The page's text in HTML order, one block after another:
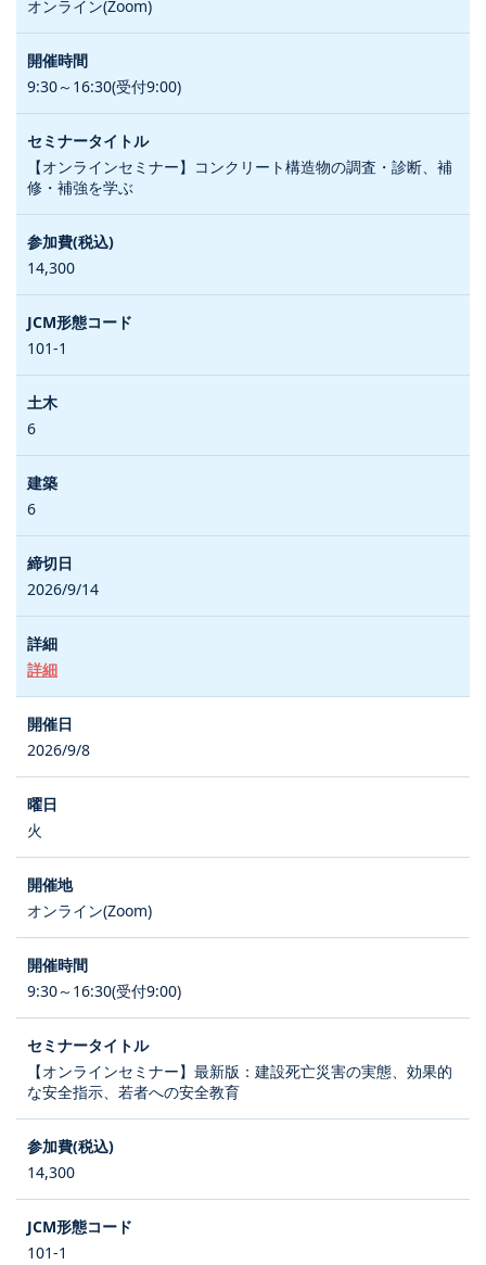
オンライン(Zoom)
9:30～16:30(受付9:00)
【オンラインセミナー】コンクリート構造物の調査・診断、補
修・補強を学ぶ
14,300
101-1
6
6
2026/9/14
詳細
2026/9/8
火
オンライン(Zoom)
9:30～16:30(受付9:00)
【オンラインセミナー】最新版：建設死亡災害の実態、効果的
な安全指示、若者への安全教育
14,300
101-1